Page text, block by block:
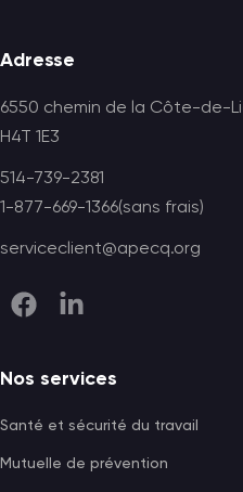
Footer
Adresse
6550 chemin de la Côte-de-
H4T 1E3
514-739-2381
1-877-669-1366(sans frais)
serviceclient@apecq.org
Nos services
Santé et sécurité du travail
Mutuelle de prévention